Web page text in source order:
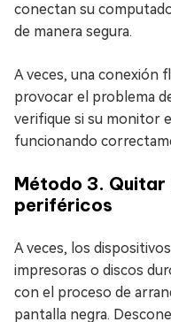
conectan su
de manera segura.
A veces, una conexión
provocar el problema
verifique si su monitor
funcionando
Método 3.
periféricos
A veces, los
impresoras o discos
con el proceso de
pantalla negra.